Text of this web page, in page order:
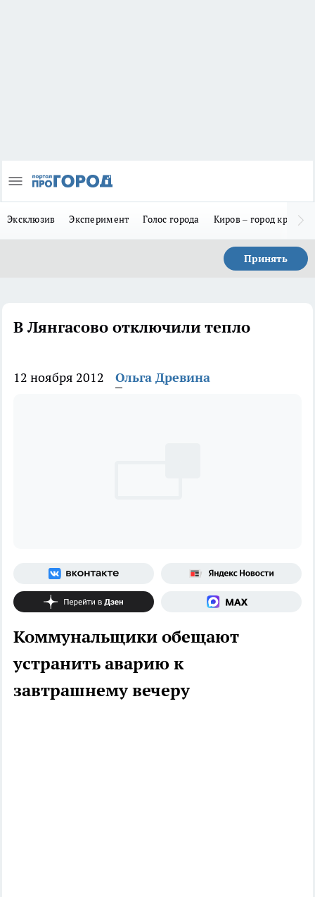
Эксклюзив Эксперимент Голос города Киров – город
Принять
В Лянгасово отключили тепло
12 ноября 2012 Ольга Древина
Коммунальщики обещают
устранить аварию к
завтрашнему вечеру